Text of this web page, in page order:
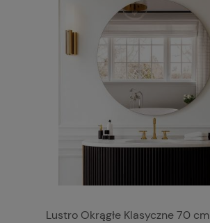
Lustro Okrągłe Klasyczne 70 cm